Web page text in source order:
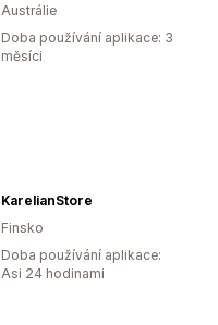
Austrálie
Doba používání aplikace: 3
měsíci
KarelianStore
Finsko
Doba používání aplikace:
Asi 24 hodinami